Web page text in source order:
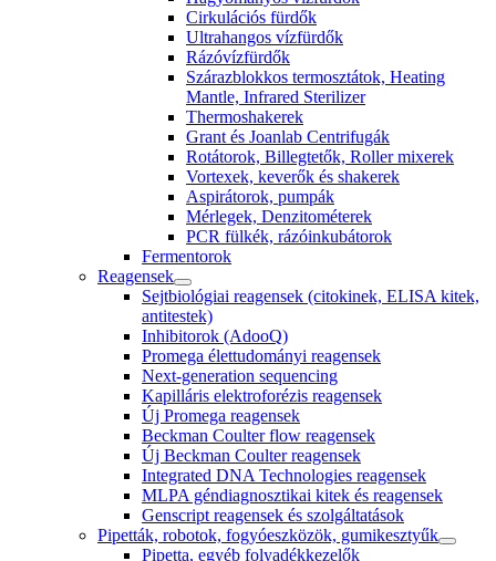
Cirkulációs fürdők
Ultrahangos vízfürdők
Rázóvízfürdők
Szárazblokkos termosztátok, Heating
Mantle, Infrared Sterilizer
Thermoshakerek
Grant és Joanlab Centrifugák
Rotátorok, Billegtetők, Roller mixerek
Vortexek, keverők és shakerek
Aspirátorok, pumpák
Mérlegek, Denzitométerek
PCR fülkék, rázóinkubátorok
Fermentorok
Reagensek
Sejtbiológiai reagensek (citokinek, ELISA kitek,
antitestek)
Inhibitorok (AdooQ)
Promega élettudományi reagensek
Next-generation sequencing
Kapilláris elektroforézis reagensek
Új Promega reagensek
Beckman Coulter flow reagensek
Új Beckman Coulter reagensek
Integrated DNA Technologies reagensek
MLPA géndiagnosztikai kitek és reagensek
Genscript reagensek és szolgáltatások
Pipetták, robotok, fogyóeszközök, gumikesztyűk
Pipetta, egyéb folyadékkezelők